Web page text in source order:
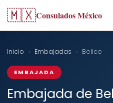
🇲🇽Consulados México
Inicio › Embajadas › Belice
EMBAJADA
Embajada de